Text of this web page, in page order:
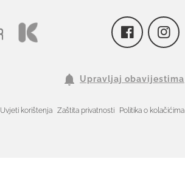
Upravljaj obavijestima
Uvjeti korištenja Zaštita privatnosti Politika o kolačićima